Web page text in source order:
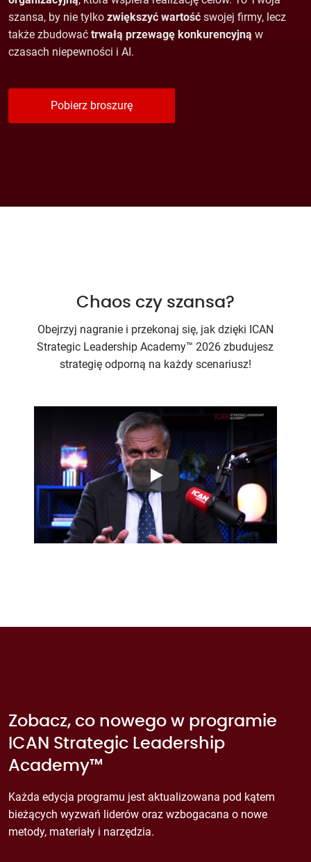
szansa, by nie tylko zwiększyć wartość swojej firmy, lecz
także zbudować trwałą przewagę konkurencyjną w
czasach niepewności i AI.
Pobierz broszurę
Chaos czy szansa?
Obejrzyj nagranie i przekonaj się, jak dzięki ICAN
Strategic Leadership Academy™ 2026 zbudujesz
strategię odporną na każdy scenariusz!
Play
Zobacz, co nowego w programie
ICAN Strategic Leadership
Academy™
Każda edycja programu jest aktualizowana pod kątem
bieżących wyzwań liderów oraz wzbogacana o nowe
metody, materiały i narzędzia.